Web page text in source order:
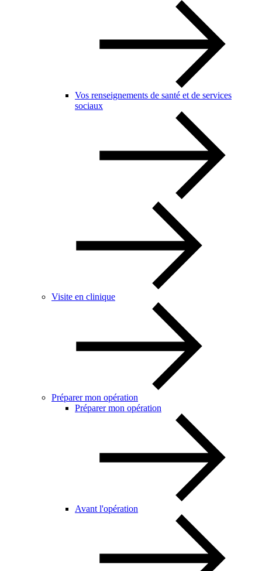
Vos renseignements de santé et de services
sociaux
Visite en clinique
Préparer mon opération
Préparer mon opération
Avant l'opération